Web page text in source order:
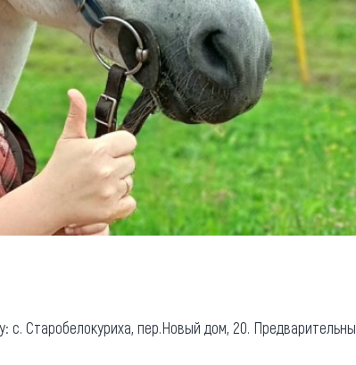
с. Старобелокуриха, пер.Новый дом, 20.